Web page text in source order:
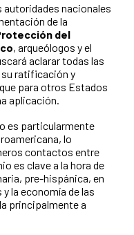
autoridades nacionales
de la
del
, arqueólogos y el
aclarar todas las
su ratificación y
para otros Estados
aplicación.
es particularmente
lo
contactos entre
es clave a la hora de
pre-hispánica, en
la economía de las
principalmente a